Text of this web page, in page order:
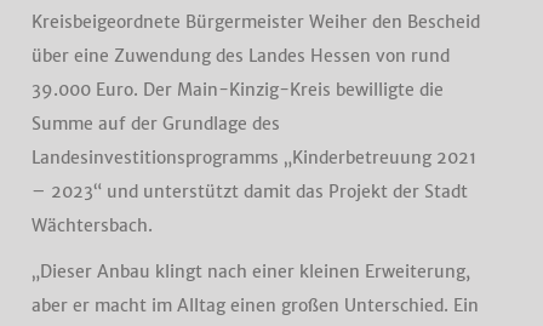
Kreisbeigeordnete Bürgermeister Weiher den Bescheid
über eine Zuwendung des Landes Hessen von rund
39.000 Euro. Der Main-Kinzig-Kreis bewilligte die
Summe auf der Grundlage des
Landesinvestitionsprogramms „Kinderbetreuung 2021
– 2023“ und unterstützt damit das Projekt der Stadt
Wächtersbach.
„Dieser Anbau klingt nach einer kleinen Erweiterung,
aber er macht im Alltag einen großen Unterschied. Ein